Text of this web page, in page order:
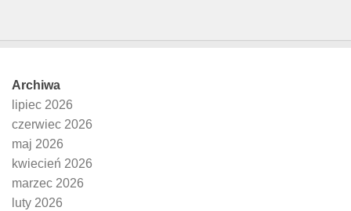
Archiwa
lipiec 2026
czerwiec 2026
maj 2026
kwiecień 2026
marzec 2026
luty 2026